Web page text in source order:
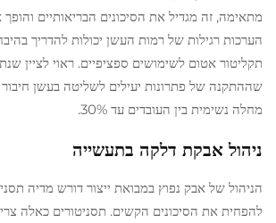
מתאימה, זה מגדיל את הסיכונים הבריאותיים והופך
הערכות רגילות של רמות העשן יכולות להדריך
תקליטור אטום לשימושים ספציפיים. ראוי לציין
שההתקנה של פתרונות יעילים לשליטה בעשן חיבור
מחלה נשימית בין העובדים עד 30%.
ניהול אבקת דלקה בתעשייה
הניהול של אבק נפוץ במבואת ייצור דורש מדיה
להפחית את הסיכונים הקשים. תסניטורים כאלה